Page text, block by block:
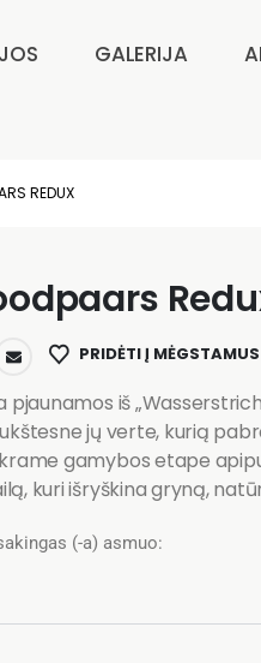
GALERIJA
REDUX
PRIDĖTI Į MĖGSTAMUS
pjaunamos iš
jų verte, kurią
gamybos etape
kuri išryškina gryną,
(-a) asmuo: